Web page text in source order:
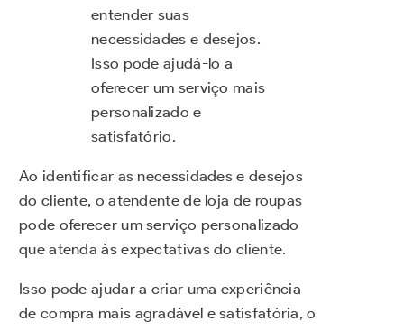
entender suas
necessidades e desejos.
Isso pode ajudá-lo a
oferecer um serviço mais
personalizado e
satisfatório.
Ao identificar as necessidades e desejos
do cliente, o atendente de loja de roupas
pode oferecer um serviço personalizado
que atenda às expectativas do cliente.
Isso pode ajudar a criar uma experiência
de compra mais agradável e satisfatória, o